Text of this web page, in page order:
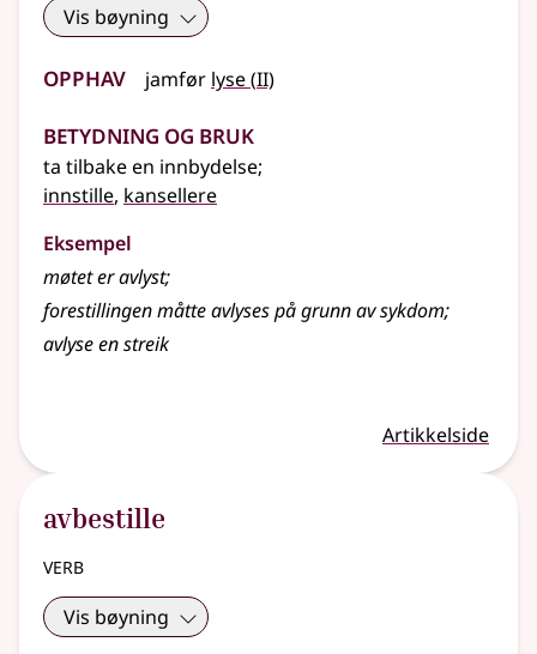
Vis bøyning
Opphav jamfør lyse(2
II)
Betydning og bruk
ta tilbake en innbydelse;
innstille, kansellere
Eksempel
møtet er avlyst;
forestillingen måtteavlysespå grunn av sykdom;
avlyseen streik
Artikkelside
avbestille
verb
Vis bøyning